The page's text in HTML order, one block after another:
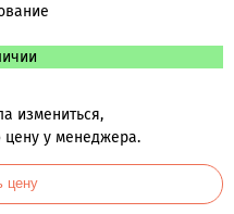
измениться,
цену у менеджера.
цену